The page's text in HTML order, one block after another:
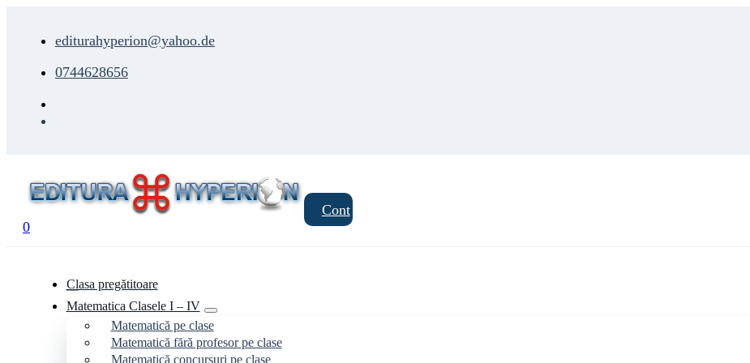
editurahyperion@yahoo.de
0744628656
Cont
0
Clasa pregătitoare
Matematica Clasele I – IV
Matematică pe clase
Matematică fără profesor pe clase
Matematică concursuri pe clase